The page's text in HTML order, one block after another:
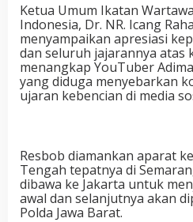
Ketua Umum Ikatan
Indonesia, Dr. NR. Icang
menyampaikan apresiasi
dan seluruh jajarannya atas
menangkap YouTuber
yang diduga menyebarkan
ujaran kebencian di media
Resbob diamankan aparat
Tengah tepatnya di
dibawa ke Jakarta untuk
awal dan selanjutnya akan
Polda Jawa Barat.